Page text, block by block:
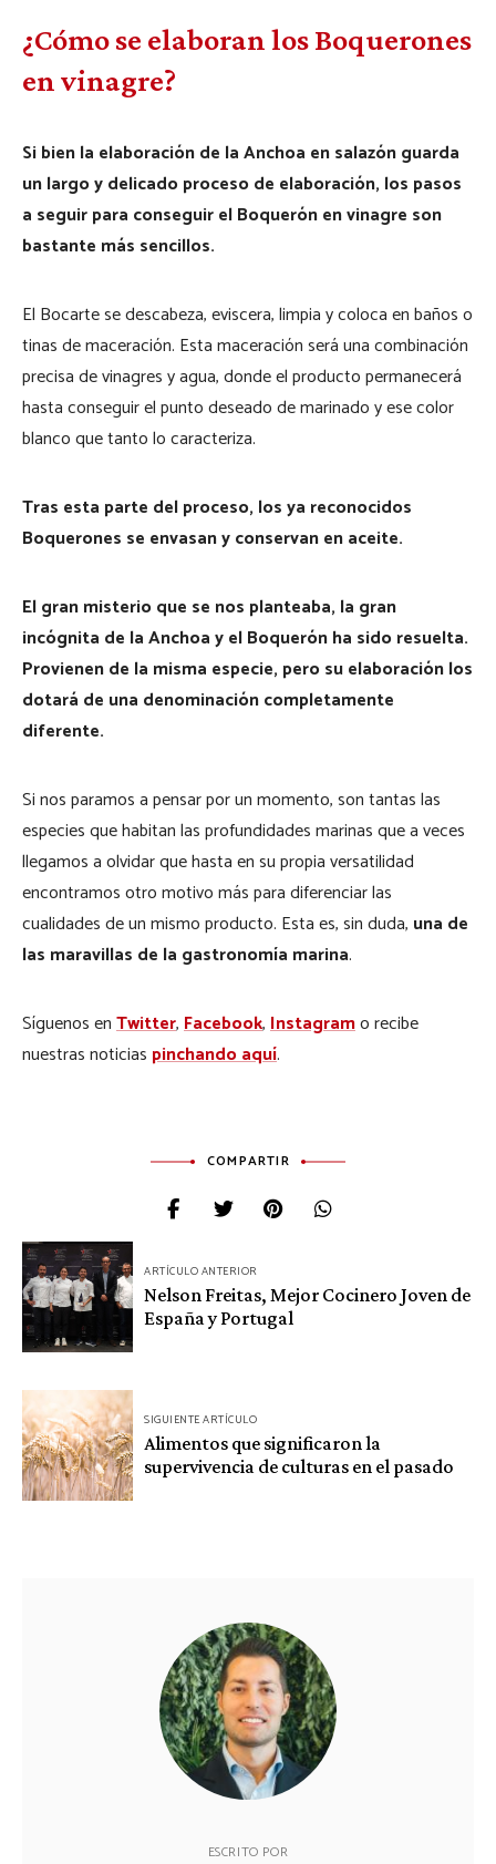
¿Cómo se elaboran los Boquerones
en vinagre?
Si bien la elaboración de la Anchoa en salazón guarda
un largo y delicado proceso de elaboración, los pasos
a seguir para conseguir el Boquerón en vinagre son
bastante más sencillos.
El Bocarte se descabeza, eviscera, limpia y coloca en baños o
tinas de maceración. Esta maceración será una combinación
precisa de vinagres y agua, donde el producto permanecerá
hasta conseguir el punto deseado de marinado y ese color
blanco que tanto lo caracteriza.
Tras esta parte del proceso, los ya reconocidos
Boquerones se envasan y conservan en aceite.
El gran misterio que se nos planteaba, la gran
incógnita de la Anchoa y el Boquerón ha sido resuelta.
Provienen de la misma especie, pero su elaboración los
dotará de una denominación completamente
diferente.
Si nos paramos a pensar por un momento, son tantas las
especies que habitan las profundidades marinas que a veces
llegamos a olvidar que hasta en su propia versatilidad
encontramos otro motivo más para diferenciar las
cualidades de un mismo producto. Esta es, sin duda, una de
las maravillas de la gastronomía marina.
Síguenos enTwitter,Facebook,Instagramo recibe
nuestras noticias pinchando aquí.
COMPARTIR
Navegación
de
entradas
ARTÍCULO ANTERIOR
Nelson Freitas, Mejor Cocinero Joven de
España y Portugal
SIGUIENTE ARTÍCULO
Alimentos que significaron la
supervivencia de culturas en el pasado
ESCRITO POR